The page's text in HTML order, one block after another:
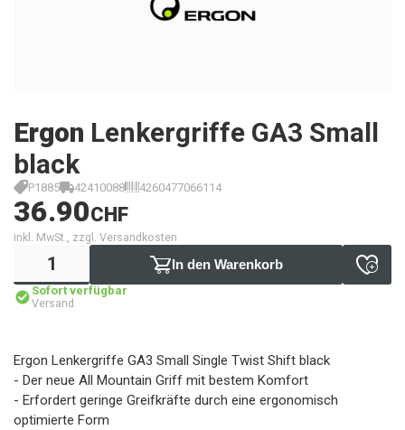
Ergon Lenkergriffe GA3 Small
black
P1885 42410088 4260477066114
36.90CHF
inkl. MwSt., zzgl. Versandkosten
In den Warenkorb
Sofort verfügbar
Versand
Ergon Lenkergriffe GA3 Small Single Twist Shift black
- Der neue All Mountain Griff mit bestem Komfort
- Erfordert geringe Greifkräfte durch eine ergonomisch
optimierte Form